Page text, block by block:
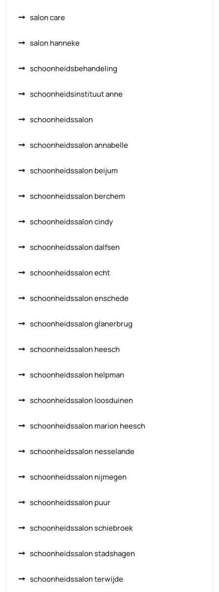
salon care
salon hanneke
schoonheidsbehandeling
schoonheidsinstituut anne
schoonheidssalon
schoonheidssalon annabelle
schoonheidssalon beijum
schoonheidssalon berchem
schoonheidssalon cindy
schoonheidssalon dalfsen
schoonheidssalon echt
schoonheidssalon enschede
schoonheidssalon glanerbrug
schoonheidssalon heesch
schoonheidssalon helpman
schoonheidssalon loosduinen
schoonheidssalon marion heesch
schoonheidssalon nesselande
schoonheidssalon nijmegen
schoonheidssalon puur
schoonheidssalon schiebroek
schoonheidssalon stadshagen
schoonheidssalon terwijde